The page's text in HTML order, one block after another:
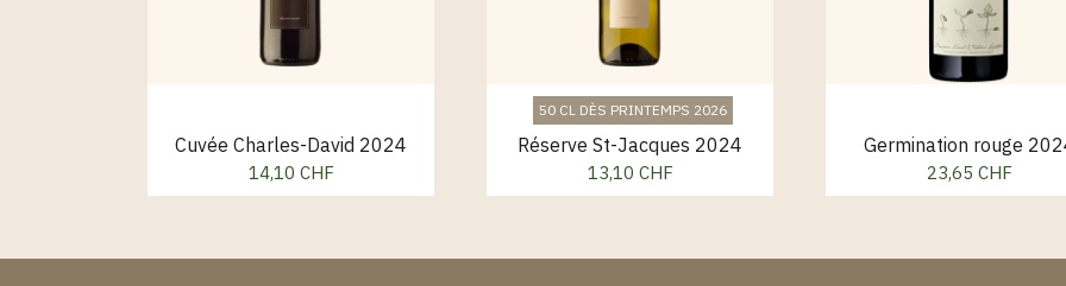
Cuvée Charles-David 2024
Prix
14,10 CHF
50 CL DÈS PRINTEMPS 2026
Réserve St-Jacques 2024
Prix
13,10 CHF
Germination rouge
Prix
23,65 CHF